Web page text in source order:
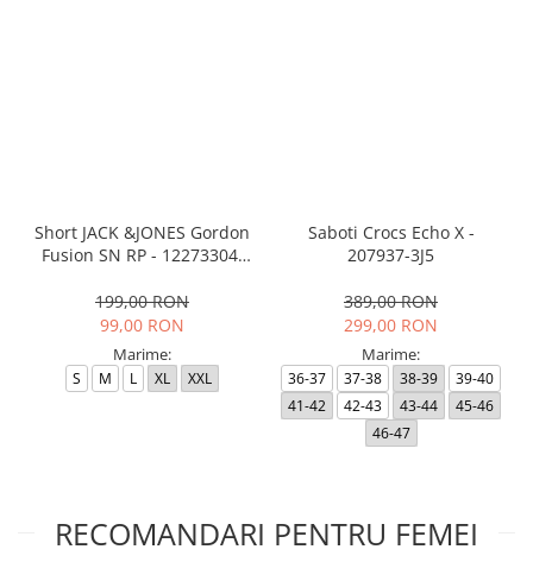
Short JACK &JONES Gordon
Fusion SN RP - 12273304-
199,00 RON
99,00 RON
Marime:
S M L XL XXL
Saboti Crocs Echo X -
207937-3J5
389,00 RON
299,00 RON
Marime:
36-37 37-38 38-39
39-40
41-42
42-43 43-44
45-46
46-47
RECOMANDARI PENTRU FEMEI